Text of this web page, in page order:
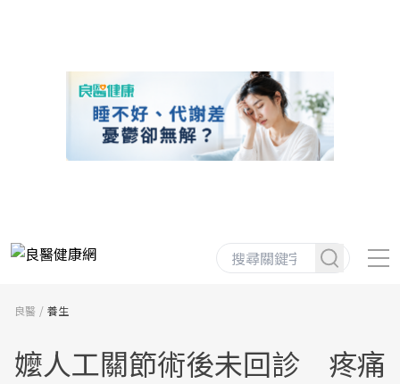
良醫 養生
嬤人工關節術後未回診 疼痛